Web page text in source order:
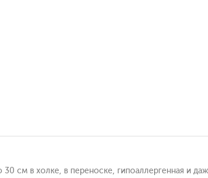
см в холке, в переноске, гипоаллергенная и